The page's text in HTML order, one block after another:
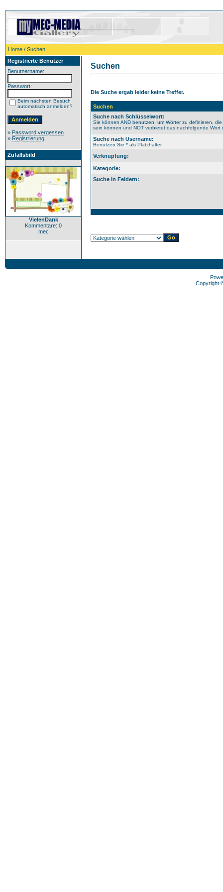
Home / Suchen
Registrierte Benutzer
Benutzername:
Passwort:
Beim nächsten Besuch
automatisch anmelden?
» Password vergessen
» Registrierung
Zufallsbild
VielenDank
Kommentare: 0
mec
Suchen
Die Suche ergab leider keine Treffer.
Suchen
Suche nach Schlüsselwort:
Sie können AND benutzen, um Wörter zu definieren,
sein können und NOT verbietet das nachfolgende Wort
Suche nach Username:
Benutzen Sie * als Platzhalter.
Verknüpfung:
Kategorie:
Suche in Feldern:
Copyright